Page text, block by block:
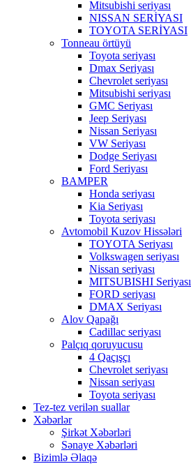
Mitsubishi seriyası
NISSAN SERİYASI
TOYOTA SERİYASI
Tonneau örtüyü
Toyota seriyası
Dmax Seriyası
Chevrolet seriyası
Mitsubishi seriyası
GMC Seriyası
Jeep Seriyası
Nissan Seriyası
VW Seriyası
Dodge Seriyası
Ford Seriyası
BAMPER
Honda seriyası
Kia Seriyası
Toyota seriyası
Avtomobil Kuzov Hissələri
TOYOTA Seriyası
Volkswagen seriyası
Nissan seriyası
MITSUBISHI Seriyası
FORD seriyası
DMAX Seriyası
Alov Qapağı
Cadillac seriyası
Palçıq qoruyucusu
4 Qaçışçı
Chevrolet seriyası
Nissan seriyası
Toyota seriyası
Tez-tez verilən suallar
Xəbərlər
Şirkət Xəbərləri
Sənaye Xəbərləri
Bizimlə Əlaqə